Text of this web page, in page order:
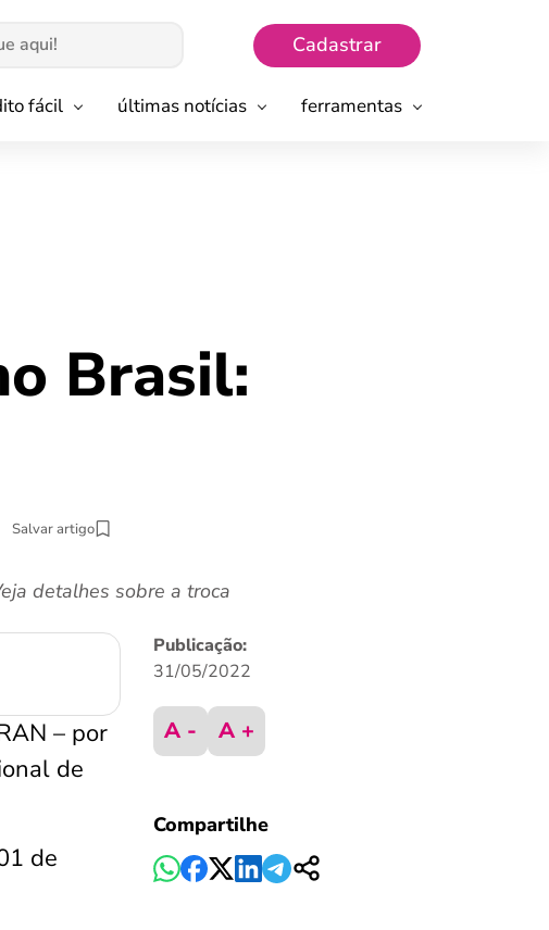
Cadastrar
fácil últimas notícias ferramentas
Brasil:
Salvar artigo
detalhes sobre a troca
– por
de
de
Publicação:
31/05/2022
A - A +
Compartilhe